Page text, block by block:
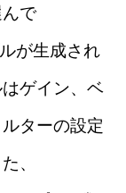
で
が生成され
ゲイン、ベ
ターの設定
、